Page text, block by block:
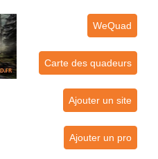
WeQuad
Carte des quadeurs
Ajouter un site
Ajouter un pro